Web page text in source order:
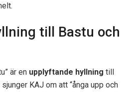
till Bastu och
är en upplyftande hyllning till
KAJ om att “ånga upp och